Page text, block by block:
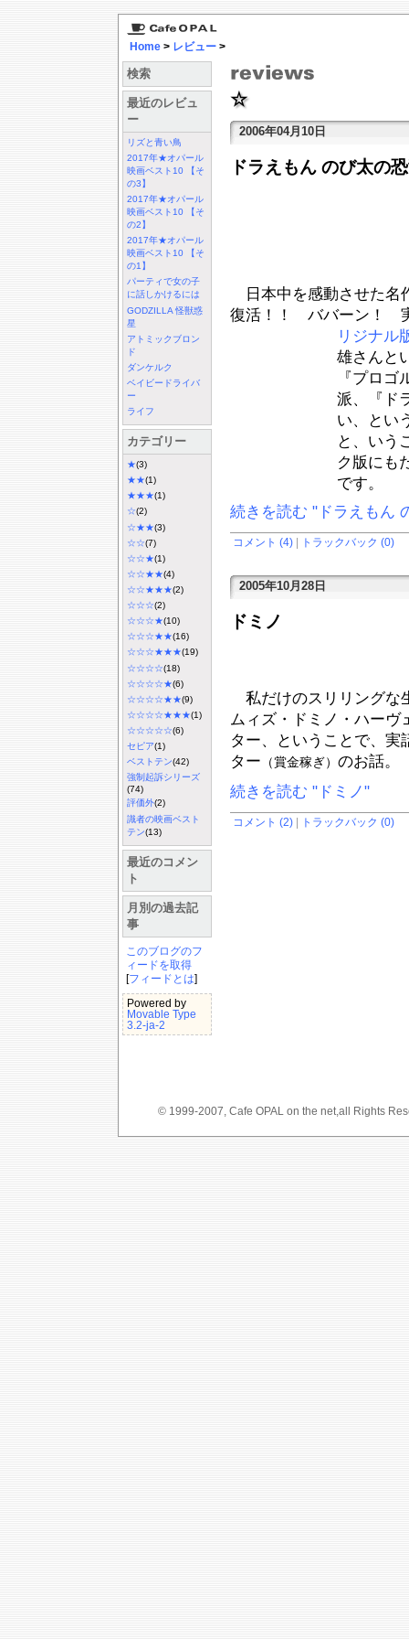
Home > レビュー >
検索
最近のレビュ
ー
リズと青い鳥
2017年★オパール
映画ベスト10 【そ
の3】
2017年★オパール
映画ベスト10 【そ
の2】
2017年★オパール
映画ベスト10 【そ
の1】
パーティで女の子
に話しかけるには
GODZILLA 怪獣惑
星
アトミックブロン
ド
ダンケルク
ベイビードライバ
ー
ライフ
カテゴリー
★(3)
★★(1)
★★★(1)
☆(2)
☆★★(3)
☆☆(7)
☆☆★(1)
☆☆★★(4)
☆☆★★★(2)
☆☆☆(2)
☆☆☆★(10)
☆☆☆★★(16)
☆☆☆★★★(19)
☆☆☆☆(18)
☆☆☆☆★(6)
☆☆☆☆★★(9)
☆☆☆☆★★★(1)
☆☆☆☆☆(6)
セピア(1)
ベストテン(42)
強制起訴シリーズ
(74)
評価外(2)
識者の映画ベスト
テン(13)
最近のコメン
ト
月別の過去記
事
このブログのフ
ィードを取得
[フィードとは]
Powered by
Movable Type
3.2-ja-2
☆
2006年04月10日
ドラえもん のび太の
日本中を感動させた名
復活！！ ババーン！
リジナル
雄さんと
『プロゴ
派、『ド
い、とい
と、いう
ク版にも
です。
続きを読む "ドラえもん
コメント (4) トラックバック (0)
2005年10月28日
ドミノ
私だけのスリリングな
ムィズ・ドミノ・ハーヴ
ター、ということで、実
ター （賞金稼ぎ） のお話。
続きを読む "ドミノ"
コメント (2) トラックバック (0)
© 1999-2007, Cafe OPAL on the net,all Rights